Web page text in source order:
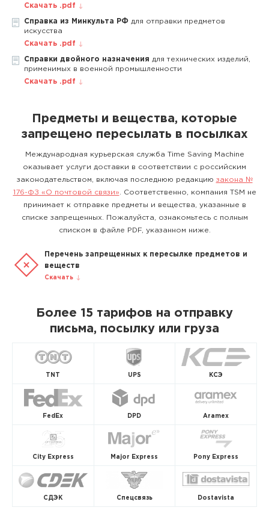
Скачать .pdf
Справка из Минкульта РФ для отправки предметов
искусства
Скачать .pdf
Справки двойного назначения для технических изделий,
применимых в военной промышленности
Скачать .pdf
Предметы и вещества, которые
запрещено пересылать в посылках
Международная курьерская служба Time Saving Machine
оказывает услуги доставки в соответствии с российским
законодательством, включая последнюю редакцию закона №
176-ФЗ «О почтовой связи» . Соответственно, компания TSM не
принимает к отправке предметы и вещества, указанные в
списке запрещенных. Пожалуйста, ознакомьтесь с полным
списком в файле PDF, указанном ниже.
Перечень запрещенных к пересылке предметов и
веществ
Скачать
Более 15 тарифов на отправку
письма, посылку или груза
TNT UPS КСЭ
FedEx DPD Aramex
City Express Major Express Pony Express
СДЭК Спецсвязь Dostavista